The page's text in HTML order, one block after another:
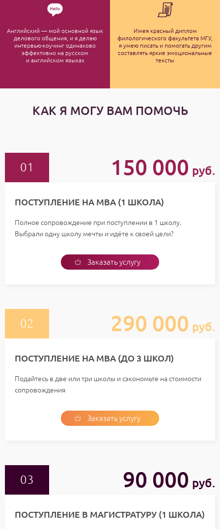
Имея красный диплом
филологического факультета МГУ,
я умею писать и помогать другим
составлять яркие эмоциональные
тексты
Английский — мой основной язык
делового общения, и я делаю
интервью-коучинг одинаково
эффективно на русском
и английском языках
КАК Я МОГУ ВАМ ПОМОЧЬ
150 000 руб.
ПОСТУПЛЕНИЕ НА МВА (1 ШКОЛА)
Полное сопровождение при поступлении в 1 школу.
Выбрали одну школу мечты и идёте к своей цели?
Заказать услугу
290 000 руб.
ПОСТУПЛЕНИЕ НА МВА (ДО 3 ШКОЛ)
Подайтесь в две или три школы и сэкономьте на стоимости
сопровождения
Заказать услугу
90 000 руб.
ПОСТУПЛЕНИЕ В МАГИСТРАТУРУ (1 ШКОЛА)